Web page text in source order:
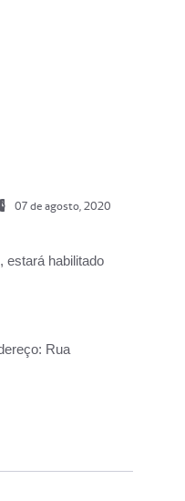
07 de agosto, 2020
estará habilitado
Rua